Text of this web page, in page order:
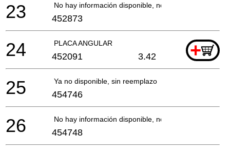
No hay información disponible, no se puede pedir
23 452873
PLACA ANGULAR +
24 452091 3.42
Ya no disponible, sin reemplazo
25 454746
No hay información disponible, no se puede pedir
26 454748